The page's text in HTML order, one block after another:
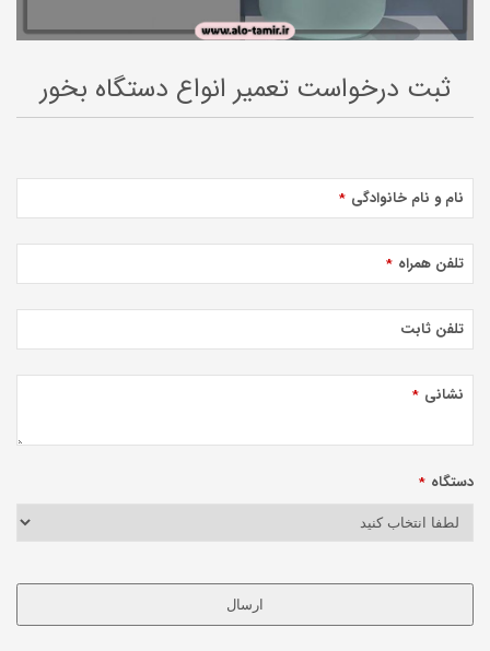
ثبت درخواست تعمیر انواع دستگاه بخور
نام و نام خانوادگی *
تلفن همراه *
تلفن ثابت
نشانی *
دستگاه *
ارسال